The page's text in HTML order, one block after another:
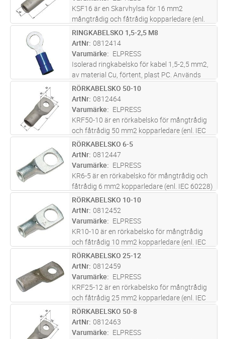
KSF16 är en Skarvhylsa för 16 mm2
mångtrådig och fåtrådig kopparledare (enl.
IEC 60228). KSF16 är tillverkat med ett
inspektionshåll och inv kabelstopp.
Rekommenderat verktyg; V600, V1300
(99,95% Cu...läs mer
FP Lägg i kundvagn
RINGKABELSKO 1,5-2,5 M8
ArtNr 0812414
Varumärke
ELPRESS
Isolerad ringkabelsko för kabel 1,5-2,5 mm2,
av material Cu, förtent, plast PC. Används
med certifierade verktyget GSA0760
FP Lägg i kundvagn
RÖRKABELSKO 50-10
ArtNr 0812464
Varumärke
ELPRESS
KRF50-10 är en rörkabelsko för mångtrådig
och fåtrådig 50 mm2 kopparledare (enl. IEC
60228) med ett M10 hål i plattan. KRF50-10
är UL-godkänd. Material; 99,95% Cu / förtent
(Cu/Sn). Rekommenderat ver
FP Lägg i kundvagn
RÖRKABELSKO 6-5
ArtNr 0812447
Varumärke
ELPRESS
KR6-5 är en rörkabelsko för mångtrådig och
fåtrådig 6 mm2 kopparledare (enl. IEC 60228)
med ett M5 hål i plattan. KR6-5 är UL-
godkänd. Material; 99,95% Cu / förtent
(Cu/Sn). Rekommenderat verktyg; GW
mer
FP Lägg i kundvagn
RÖRKABELSKO 10-10
ArtNr 0812452
Varumärke
ELPRESS
KR10-10 är en rörkabelsko för mångtrådig
och fåtrådig 10 mm2 kopparledare (enl. IEC
60228) med ett M10 hål i plattan. KR10-10 är
UL-godkänd. Material; 99,95% Cu / förtent
(Cu/Sn). Rekommenderat verkt
FP Lägg i kundvagn
RÖRKABELSKO 25-12
ArtNr 0812459
Varumärke
ELPRESS
KRF25-12 är en rörkabelsko för mångtrådig
och fåtrådig 25 mm2 kopparledare (enl. IEC
60228) med ett M12 hål i plattan. KRF25-12
är UL-godkänd. Material; 99,95% Cu / förtent
(Cu/Sn). Rekommenderat ver
FP Lägg i kundvagn
RÖRKABELSKO 50-8
ArtNr 0812463
Varumärke
ELPRESS